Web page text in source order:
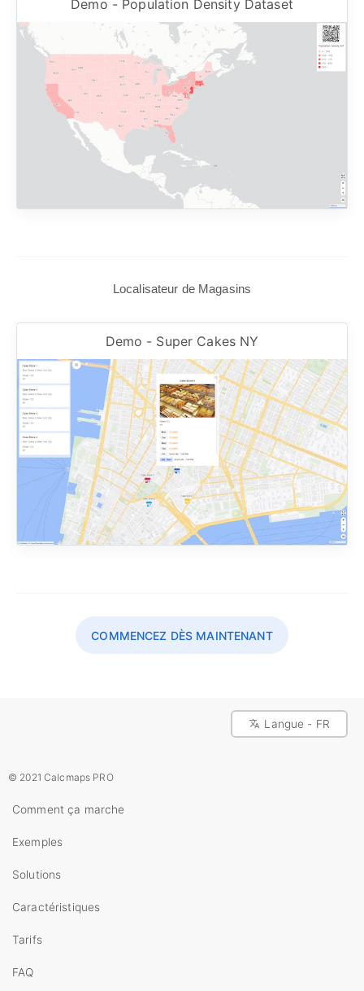
Demo - Population Density Dataset
Localisateur de Magasins
Demo - Super Cakes NY
COMMENCEZ DÈS MAINTENANT
Langue - FR
© 2021 Calcmaps PRO
Comment ça marche
Exemples
Solutions
Caractéristiques
Tarifs
FAQ